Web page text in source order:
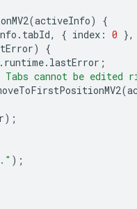
(activeInfo)
{
. tabId, { index : 0 },
)
{
. runtime. lastError ;
cannot be edited
(
);
);